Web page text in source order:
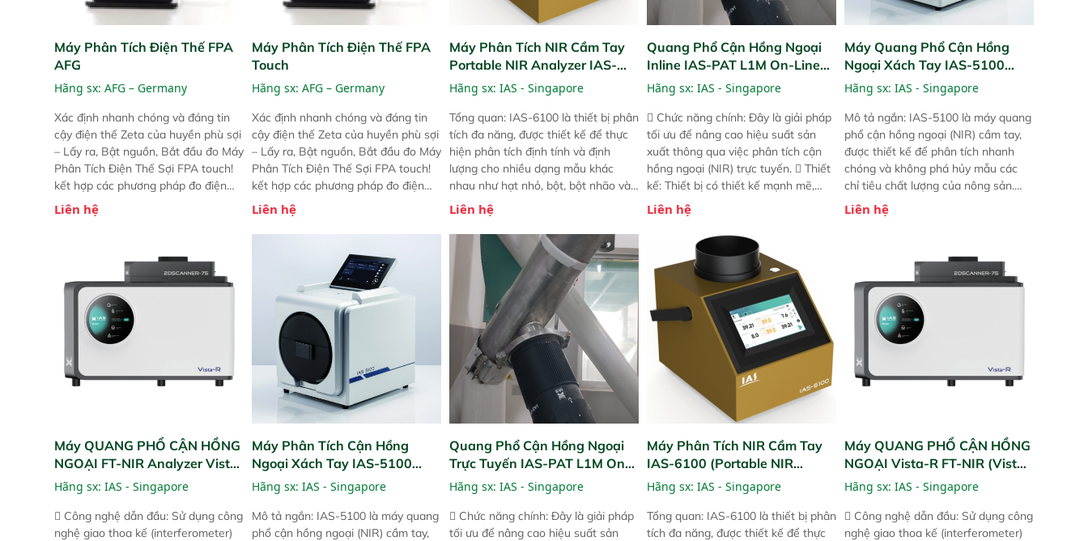
Máy Phân Tích Điện Thế FPA
AFG
Hãng sx: AFG – Germany
Xác định nhanh chóng và đáng tin
cậy điện thế Zeta của huyền phù sợi
– Lấy ra, Bật nguồn, Bắt đầu đo Máy
Phân Tích Điện Thế Sợi FPA touch!
kết hợp các phương pháp đo điện
thế Zeta đã được chứng minh với sự
đơn giản tuyệt vời trong thao tác và
trước đó. Nhưng so với các phiên
bản trước, FPA touch! nhỏ hơn và
nhẹ hơn đáng kể, đồng thời được
nâng cấp với các tính năng mới.
Liên hệ
Máy Phân Tích Điện Thế FPA
Touch
Hãng sx: AFG – Germany
Xác định nhanh chóng và đáng tin
cậy điện thế Zeta của huyền phù sợi
– Lấy ra, Bật nguồn, Bắt đầu đo Máy
Phân Tích Điện Thế Sợi FPA touch!
kết hợp các phương pháp đo điện
thế Zeta đã được chứng minh với sự
đơn giản tuyệt vời trong thao tác và
vận hành của các phiên bản FPA
trước đó. Nhưng so với các phiên
bản trước, FPA touch! nhỏ hơn và
nhẹ hơn đáng kể, đồng thời được
nâng cấp với các tính năng mới.
Liên hệ
Máy Phân Tích NIR Cầm Tay
Portable NIR Analyzer IAS-
6100
Hãng sx: IAS - Singapore
Tổng quan: IAS-6100 là thiết bị phân
tích đa năng, được thiết kế để thực
hiện phân tích định tính và định
lượng cho nhiều dạng mẫu khác
nhau như hạt nhỏ, bột, bột nhão và
chất lỏng. Thiết bị này cho phép bất
kỳ ai cũng có thể thực hiện phân tích
đa thành phần chỉ với một nút bấm
đơn giản, mọi lúc, mọi nơi. Chuyên
dùng : phân tích mẫu nguyên liệu
thức ăn chăn nuôi, nguyên liệu thực
phẩm, nông sản,..
Liên hệ
Quang Phổ Cận Hồng Ngoại
Inline IAS-PAT L1M On-Line
NIR
Hãng sx: IAS - Singapore
 Chức năng chính: Đây là giải pháp
tối ưu để nâng cao hiệu suất sản
xuất thông qua việc phân tích cận
hồng ngoại (NIR) trực tuyến.  Thiết
kế: Thiết bị có thiết kế mạnh mẽ,
mô-đun hóa, hỗ trợ tản nhiệt tăng
cường và đã qua kiểm tra áp suất
nghiêm ngặt.  Cam kết: Mang lại
khả năng theo dõi thông số theo
thời gian thực và trực quan hóa dữ
liệu để tăng chỉ số ROI cho doanh
nghiệp.
Liên hệ
Máy Quang Phổ Cận Hồng
Ngoại Xách Tay IAS-5100
Portable NIR Analyzer
Hãng sx: IAS - Singapore
Mô tả ngắn: IAS-5100 là máy quang
phổ cận hồng ngoại (NIR) cầm tay,
được thiết kế để phân tích nhanh
chóng và không phá hủy mẫu các
chỉ tiêu chất lượng của nông sản.
Phạm vi sử dụng: Thiết bị linh hoạt
cho nhiều kịch bản khác nhau như
xuất hoặc trực tiếp ngoài đồng
Liên hệ
Máy QUANG PHỔ CẬN HỒNG
NGOẠI FT-NIR Analyzer Vista-
R
Hãng sx: IAS - Singapore
 Công nghệ dẫn đầu: Sử dụng công
nghệ giao thoa kế (interferometer)
Máy Phân Tích Cận Hồng
Ngoại Xách Tay IAS-5100
(Portable NIR Analyzer)
Hãng sx: IAS - Singapore
Mô tả ngắn: IAS-5100 là máy quang
phổ cận hồng ngoại (NIR) cầm tay,
Quang Phổ Cận Hồng Ngoại
Trực Tuyến IAS-PAT L1M On-
Line NIR
Hãng sx: IAS - Singapore
 Chức năng chính: Đây là giải pháp
tối ưu để nâng cao hiệu suất sản
Máy Phân Tích NIR Cầm Tay
IAS-6100 (Portable NIR
Analyzer)
Hãng sx: IAS - Singapore
Tổng quan: IAS-6100 là thiết bị phân
tích đa năng, được thiết kế để thực
Máy QUANG PHỔ CẬN HỒNG
NGOẠI Vista-R FT-NIR (Vista-
R FT-NIR Analyzer)
Hãng sx: IAS - Singapore
 Công nghệ dẫn đầu: Sử dụng công
nghệ giao thoa kế (interferometer)